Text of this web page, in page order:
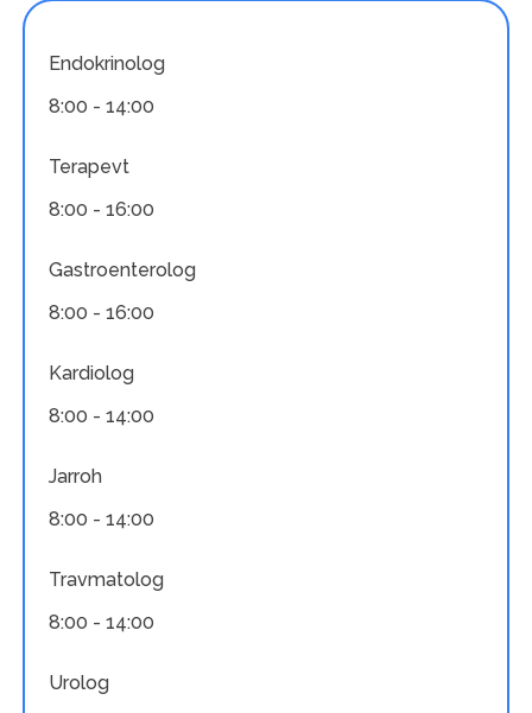
Endokrinolog
8:00 - 14:00
Terapevt
8:00 - 16:00
Gastroenterolog
8:00 - 16:00
Kardiolog
8:00 - 14:00
Jarroh
8:00 - 14:00
Travmatolog
8:00 - 14:00
Urolog